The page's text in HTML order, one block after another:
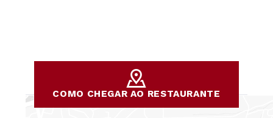
COMO CHEGAR AO RESTAURANTE